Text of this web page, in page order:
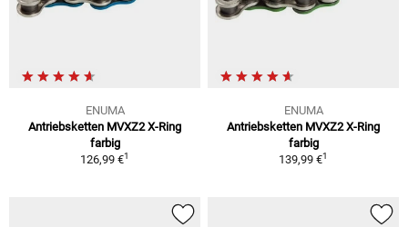
ENUMA
Antriebsketten MVXZ2 X-Ring
farbig
126,99 €1
ENUMA
Antriebsketten MVXZ2 X-Ring
farbig
139,99 €1